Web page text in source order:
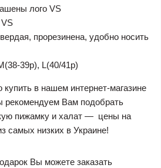
лого VS
прорезинена, удобно носить
39р), L(40/41р)
в нашем интернет-магазине
рекомендуем Вам подобрать
пижамку и халат — цены на
самых низких в Украине!
Вы можете заказать